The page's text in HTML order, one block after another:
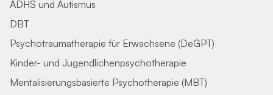
ADHS und Autismus
DBT
Psychotraumatherapie für Erwachsene (DeGPT)
Kinder- und Jugendlichenpsychotherapie
Mentalisierungsbasierte Psychotherapie (MBT)